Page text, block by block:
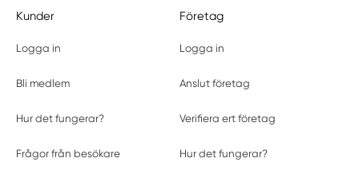
Kunder
Logga in
Bli medlem
Hur det fungerar?
Frågor från besökare
Företag
Logga in
Anslut företag
Verifiera ert företag
Hur det fungerar?